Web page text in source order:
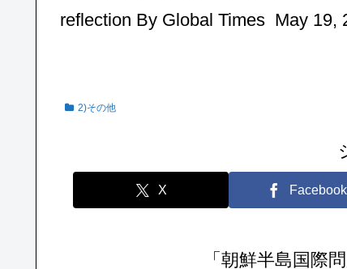
reflection By Global Times May 19,
2)その他
X Facebook
「朝鮮半島国際